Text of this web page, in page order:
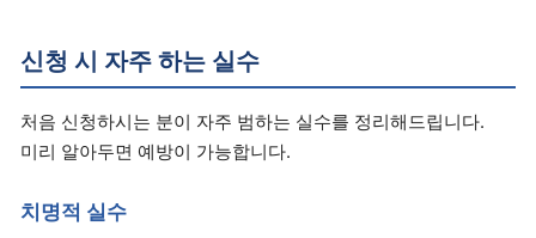
신청 시 자주 하는 실수
처음 신청하시는 분이 자주 범하는 실수를 정리해드립니다.
미리 알아두면 예방이 가능합니다.
치명적 실수